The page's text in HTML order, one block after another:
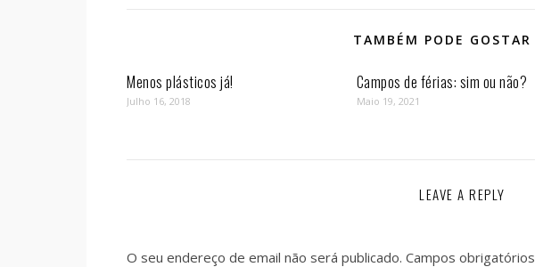
TAMBÉM PODE
Menos plásticos já!
Julho 16, 2018
Campos de férias: sim ou não?
Maio 19, 2021
LEAVE A REPLY
O seu endereço de email não será publicado. Campos